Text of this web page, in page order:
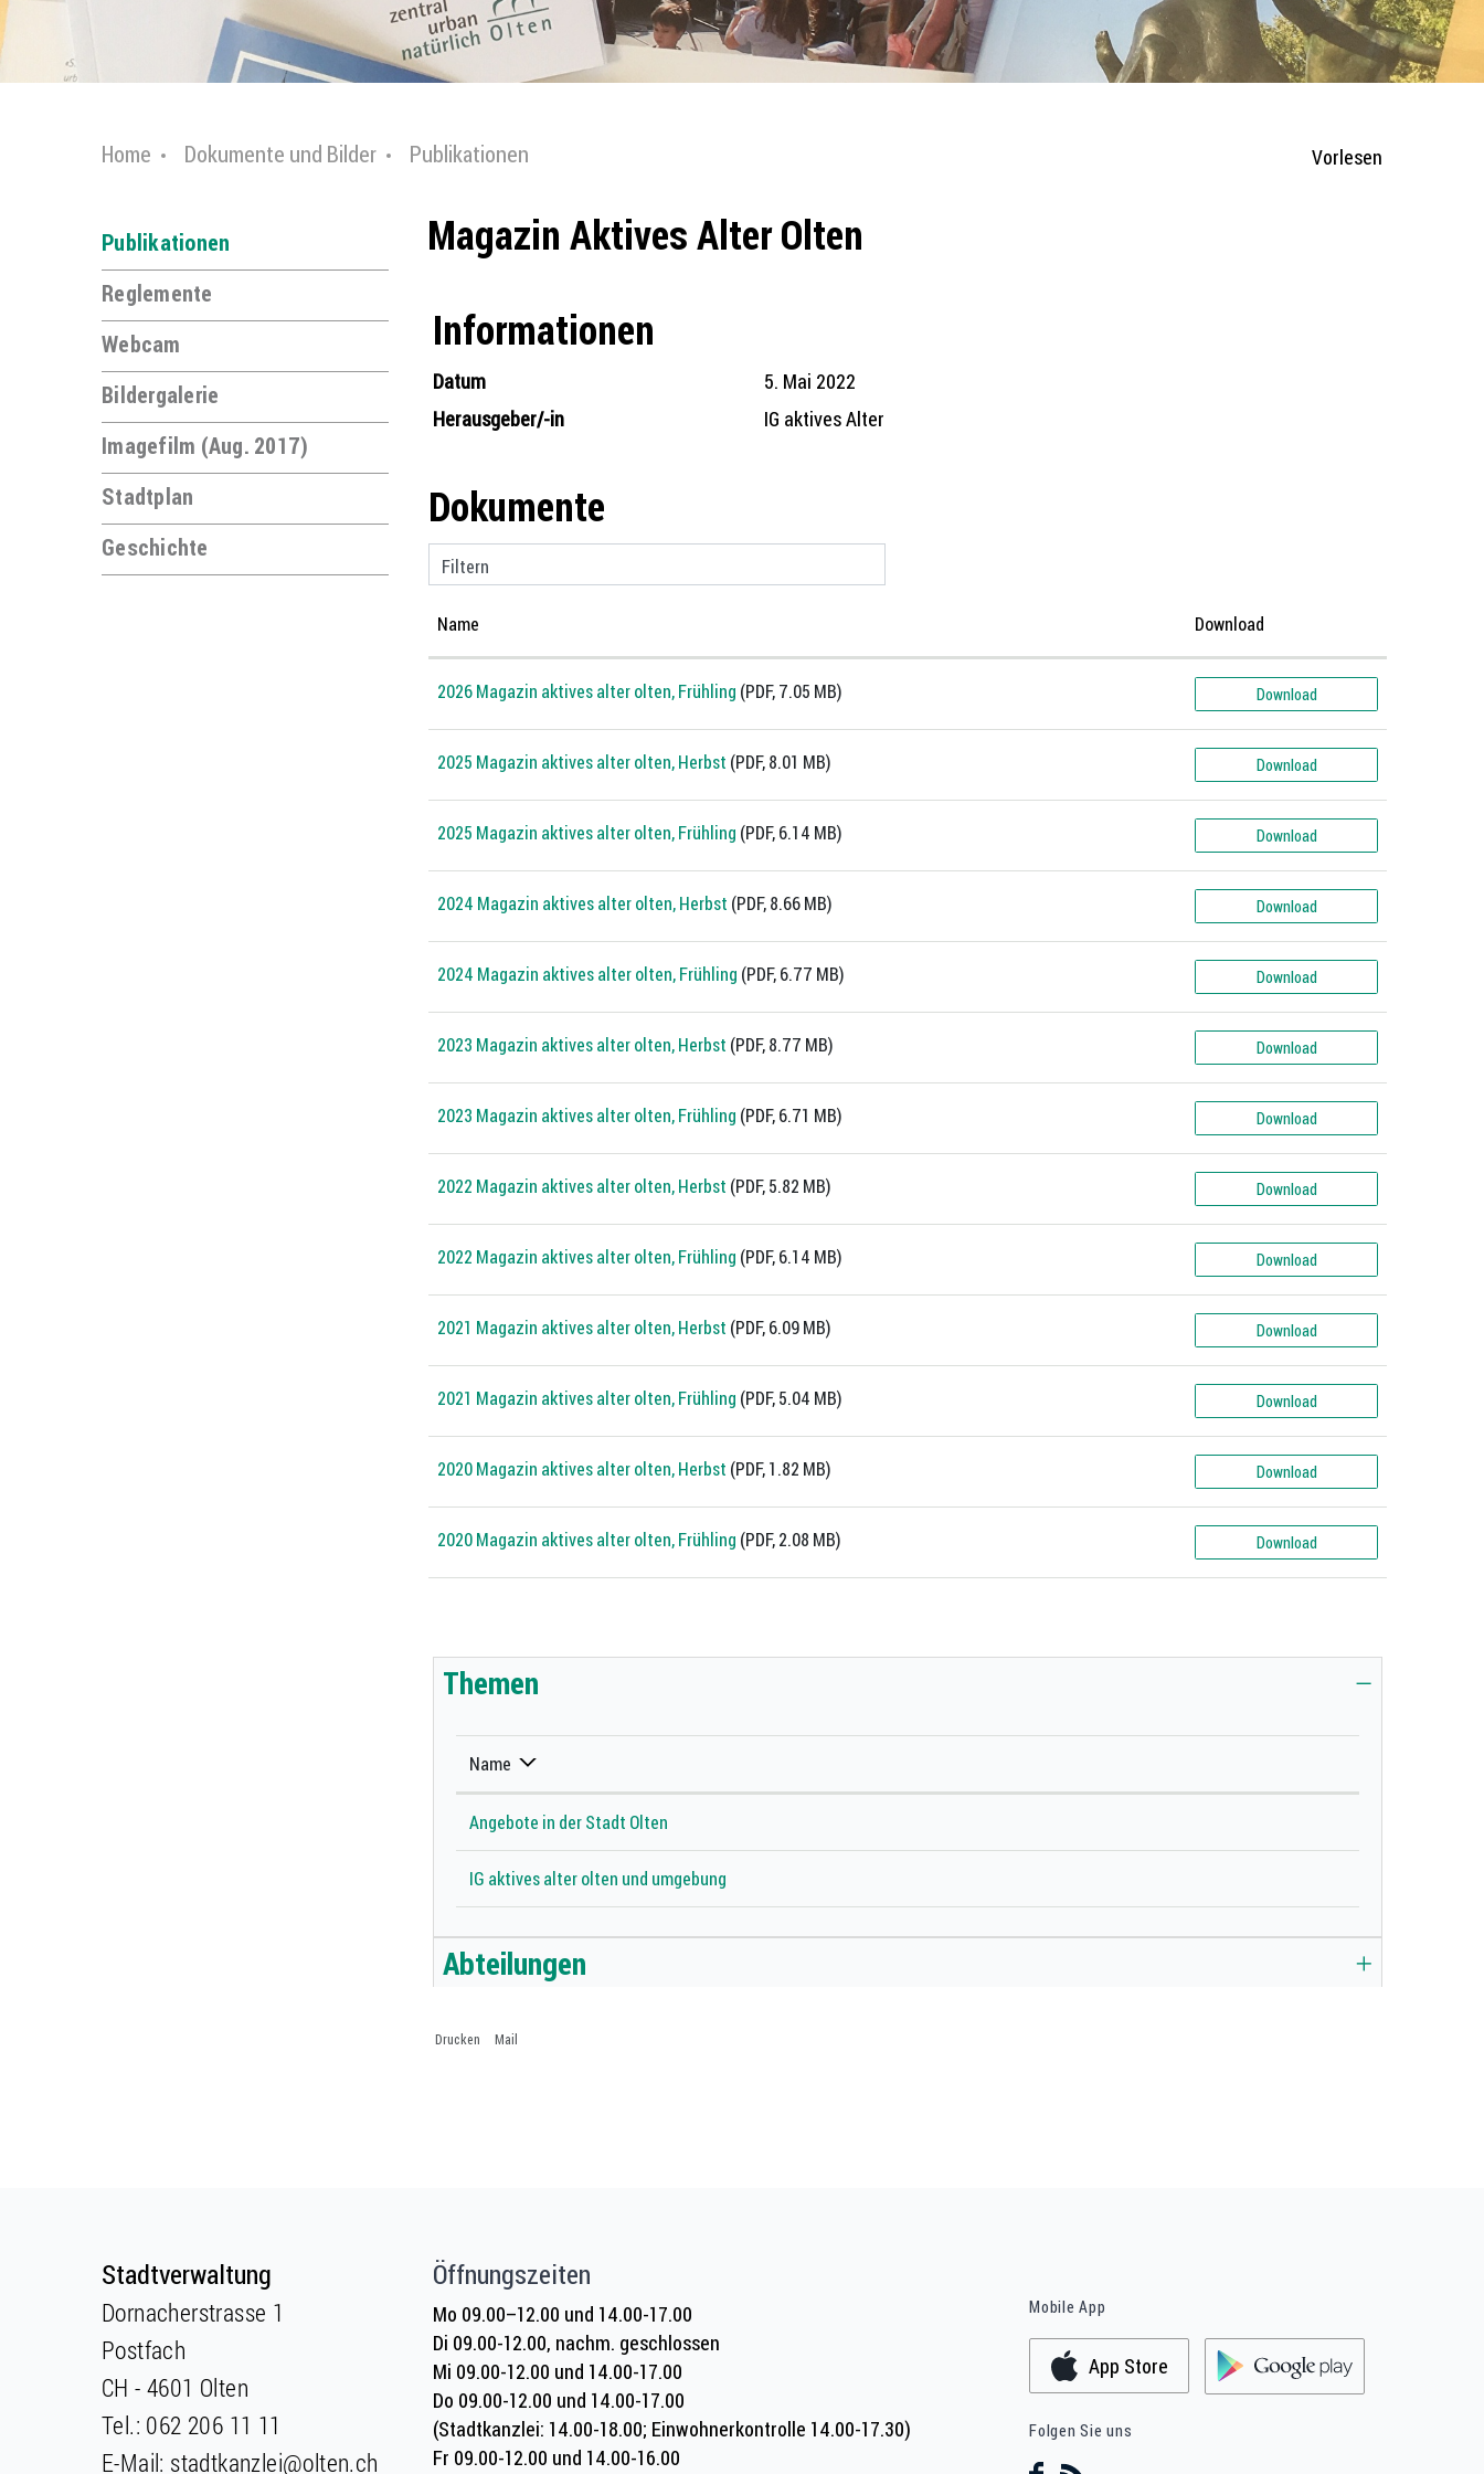
Home Dokumente und Bilder Publikationen Vorlesen
Publikationen
Reglemente
Webcam
Bildergalerie
Imagefilm (Aug. 2017)
Stadtplan
Geschichte
Magazin Aktives Alter Olten
Informationen
Datum
5. Mai 2022
Herausgeber/-in
IG aktives Alter
Dokumente
Filtern
Name Download
2026 Magazin aktives alter olten, Frühling (PDF, 7.05 MB) Download
2025 Magazin aktives alter olten, Herbst (PDF, 8.01 MB) Download
2025 Magazin aktives alter olten, Frühling (PDF, 6.14 MB) Download
2024 Magazin aktives alter olten, Herbst (PDF, 8.66 MB) Download
2024 Magazin aktives alter olten, Frühling (PDF, 6.77 MB) Download
2023 Magazin aktives alter olten, Herbst (PDF, 8.77 MB) Download
2023 Magazin aktives alter olten, Frühling (PDF, 6.71 MB) Download
2022 Magazin aktives alter olten, Herbst (PDF, 5.82 MB) Download
2022 Magazin aktives alter olten, Frühling (PDF, 6.14 MB) Download
2021 Magazin aktives alter olten, Herbst (PDF, 6.09 MB) Download
2021 Magazin aktives alter olten, Frühling (PDF, 5.04 MB) Download
2020 Magazin aktives alter olten, Herbst (PDF, 1.82 MB) Download
2020 Magazin aktives alter olten, Frühling (PDF, 2.08 MB) Download
Zugehörige Objekte
Themen
Name
Angebote in der Stadt Olten
IG aktives alter olten und umgebung
Abteilungen
Drucken Mail
FusszeileStadtverwaltung
Dornacherstrasse 1
Postfach
CH - 4601 Olten
Tel.: 062 206 11 11
E-Mail: stadtkanzlei@olten.ch
Öffnungszeiten
Mo 09.00–12.00 und 14.00-17.00
Di 09.00-12.00, nachm. geschlossen
Mi 09.00-12.00 und 14.00-17.00
Do 09.00-12.00 und 14.00-17.00
(Stadtkanzlei: 14.00-18.00; Einwohnerkontrolle 14.00-17.30)
Fr 09.00-12.00 und 14.00-16.00
Mobile App
App Store
Folgen Sie uns